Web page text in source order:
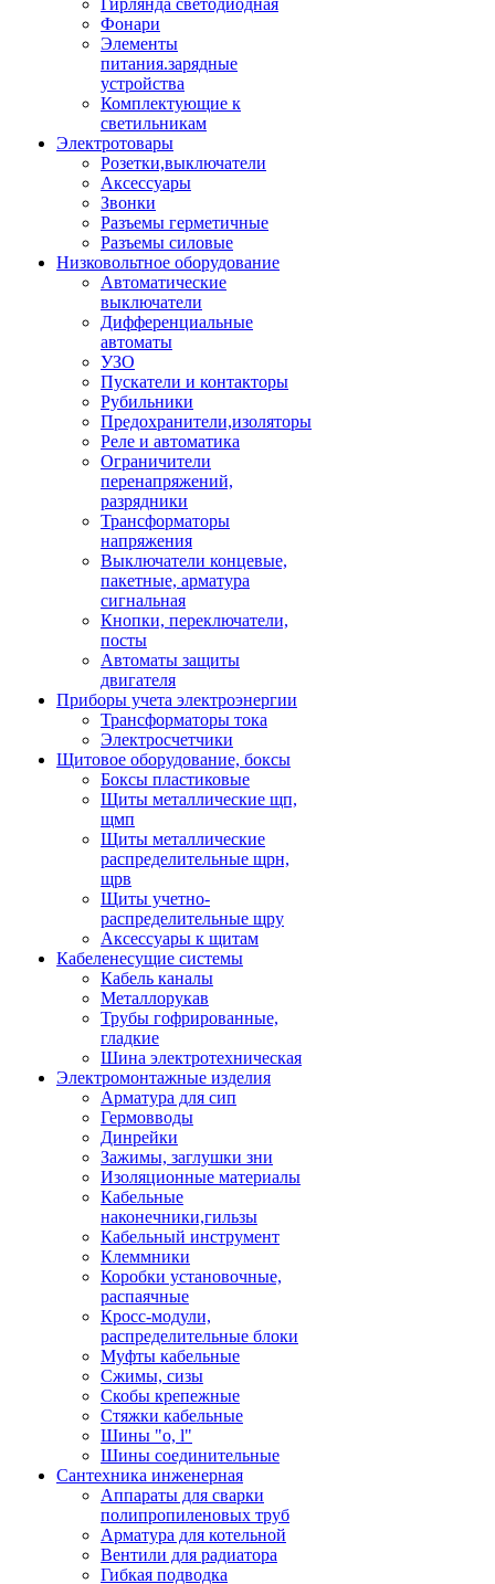
Гирлянда светодиодная
Фонари
Элементы
питания.зарядные
устройства
Комплектующие к
светильникам
Электротовары
Розетки,выключатели
Аксессуары
Звонки
Разъемы герметичные
Разъемы силовые
Низковольтное оборудование
Автоматические
выключатели
Дифференциальные
автоматы
УЗО
Пускатели и контакторы
Рубильники
Предохранители,изоляторы
Реле и автоматика
Ограничители
перенапряжений,
разрядники
Трансформаторы
напряжения
Выключатели концевые,
пакетные, арматура
сигнальная
Кнопки, переключатели,
посты
Автоматы защиты
двигателя
Приборы учета электроэнергии
Трансформаторы тока
Электросчетчики
Щитовое оборудование, боксы
Боксы пластиковые
Щиты металлические щп,
щмп
Щиты металлические
распределительные щрн,
щрв
Щиты учетно-
распределительные щру
Аксессуары к щитам
Кабеленесущие системы
Кабель каналы
Металлорукав
Трубы гофрированные,
гладкие
Шина электротехническая
Электромонтажные изделия
Арматура для сип
Гермовводы
Динрейки
Зажимы, заглушки зни
Изоляционные материалы
Кабельные
наконечники,гильзы
Кабельный инструмент
Клеммники
Коробки установочные,
распаячные
Кросс-модули,
распределительные блоки
Муфты кабельные
Сжимы, сизы
Скобы крепежные
Стяжки кабельные
Шины "o, l"
Шины соединительные
Сантехника инженерная
Аппараты для сварки
полипропиленовых труб
Арматура для котельной
Вентили для радиатора
Гибкая подводка